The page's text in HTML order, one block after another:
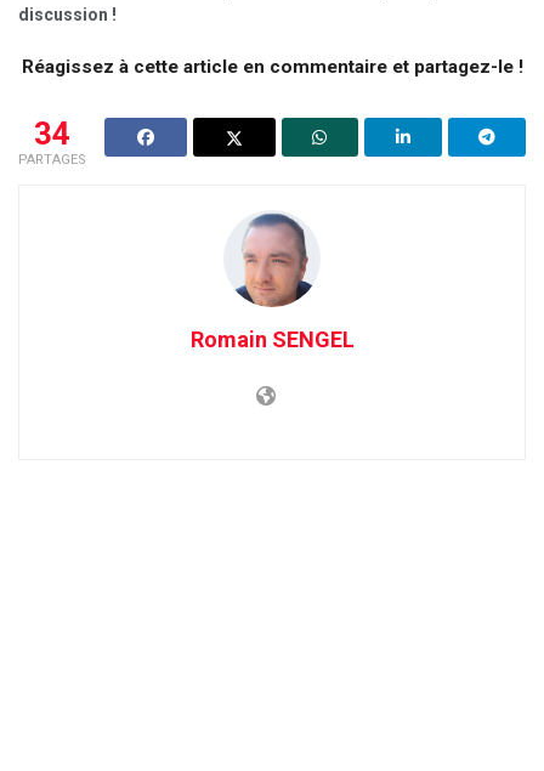
discussion !
Réagissez à cette article en commentaire et partagez-le !
34
PARTAGES
Romain SENGEL